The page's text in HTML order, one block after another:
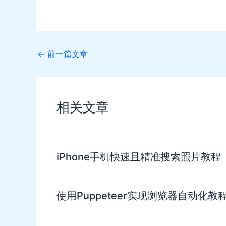
Post
← 前一篇文章
相关文章
iPhone手机快速且精准搜索照片教程
使用Puppeteer实现浏览器自动化教